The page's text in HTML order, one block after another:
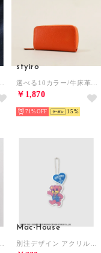
styiro
￥1,870
71% 15
Mac-House